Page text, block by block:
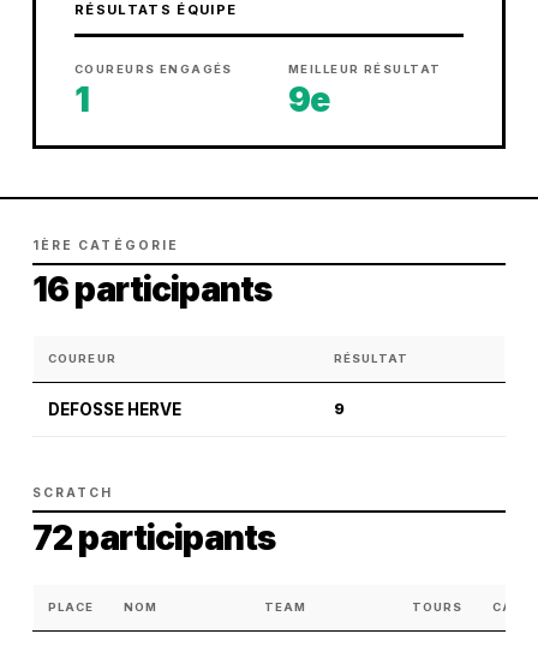
RÉSULTATS ÉQUIPE
COUREURS ENGAGÉS
1
MEILLEUR RÉSULTAT
9e
1ÈRE CATÉGORIE
16 participants
COUREUR RÉSULTAT
DEFOSSE HERVE 9
SCRATCH
72 participants
PLACE NOM TEAM TOURS